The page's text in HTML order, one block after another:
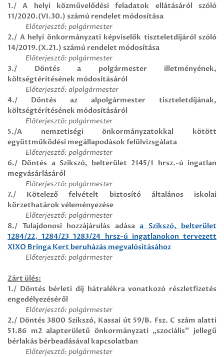
1./ A helyi közművelődési feladatok ellátásáról szóló
11/2020.(VI.30.) számú rendelet módosítása
Előterjesztő: polgármester
2./ A helyi önkormányzati képviselők tiszteletdíjáról szóló
14/2019.(X.21.) számú rendelet módosítása
Előterjesztő: polgármester
3./ Döntés a polgármester illetményének,
költségtérítésének módosításáról
Előterjesztő: alpolgármester
4./
Döntés az alpolgármester tiszteletdíjának,
költségtérítésének módosításáról
Előterjesztő: polgármester
5./A nemzetiségi önkormányzatokkal kötött
együttműködési megállapodások felülvizsgálata
Előterjesztő: polgármester
6./ Döntés a Szikszó, belterület 2145/1 hrsz.-ú ingatlan
megvásárlásáról
Előterjesztő: polgármester
7./ Kötelező felvételt biztosító általános iskolai
körzethatárok véleményezése
Előterjesztő: polgármester
8./ Tulajdonosi hozzájárulás adása a Szikszó, belterület
1284/22, 1284/23 1283/24 hrsz-ú ingatlanokon tervezett
XIXO Bringa Kert beruházás megvalósításához
Előterjesztő: polgármester
Zárt ülés:
1./ Döntés bérleti díj hátralékra vonatkozó részletfizetés
engedélyezéséről
Előterjesztő: polgármester
2./ Döntés 3800 Szikszó, Kassai út 59/B. Fsz. C szám alatti
51.86 m2 alapterületű önkormányzati „szociális” jellegű
bérlakás bérbeadásával kapcsolatban
Előterjesztő: polgármester